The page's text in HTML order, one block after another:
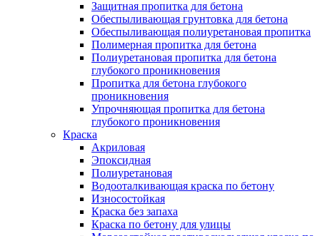
Защитная пропитка для бетона
Обеспыливающая грунтовка для бетона
Обеспыливающая полиуретановая пропитка
Полимерная пропитка для бетона
Полиуретановая пропитка для бетона
глубокого проникновения
Пропитка для бетона глубокого
проникновения
Упрочняющая пропитка для бетона
глубокого проникновения
Краска
Акриловая
Эпоксидная
Полиуретановая
Водооталкивающая краска по бетону
Износостойкая
Краска без запаха
Краска по бетону для улицы